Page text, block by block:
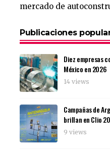
mercado de
Publicaciones
Diez empresas
México en 2026
14 views
Campañas de
brillan en Clio
9 views